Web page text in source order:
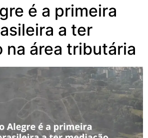
é a primeira
a ter
na área tributária